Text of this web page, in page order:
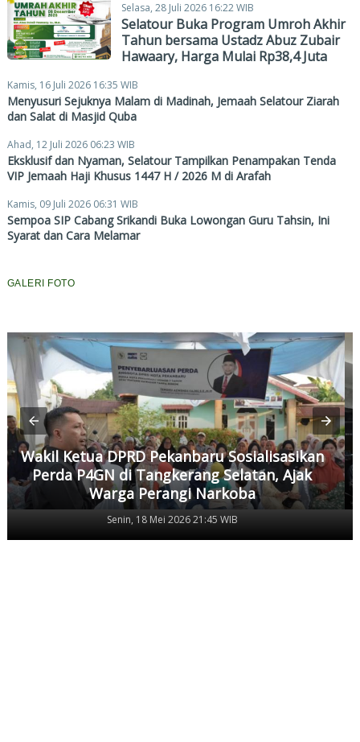
Selasa, 28 Juli 2026 16:22 WIB
Selatour Buka Program Umroh Akhir
Tahun bersama Ustadz Abuz Zubair
Hawaary, Harga Mulai Rp38,4 Juta
Kamis, 16 Juli 2026 16:35 WIB
Menyusuri Sejuknya Malam di Madinah, Jemaah Selatour Ziarah
dan Salat di Masjid Quba
Ahad, 12 Juli 2026 06:23 WIB
Eksklusif dan Nyaman, Selatour Tampilkan Penampakan Tenda
VIP Jemaah Haji Khusus 1447 H / 2026 M di Arafah
Kamis, 09 Juli 2026 06:31 WIB
Sempoa SIP Cabang Srikandi Buka Lowongan Guru Tahsin, Ini
Syarat dan Cara Melamar
GALERI FOTO
Wakil Ketua DPRD Pekanbaru Sosialisasikan
Perda P4GN di Tangkerang Selatan, Ajak
Warga Perangi Narkoba
Senin, 18 Mei 2026 21:45 WIB